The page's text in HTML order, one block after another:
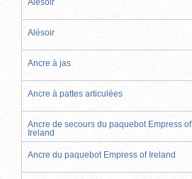
Alésoir
Ancre à jas
Ancre à pattes articulées
Ancre de secours du paquebot Empress of
Ireland
Ancre du paquebot Empress of Ireland